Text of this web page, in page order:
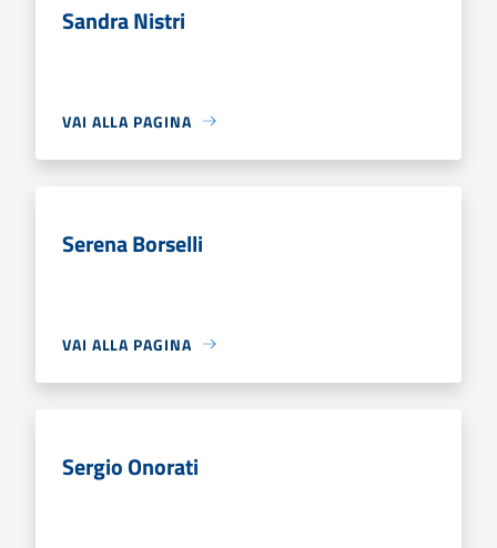
Sandra Nistri
VAI ALLA PAGINA
Serena Borselli
VAI ALLA PAGINA
Sergio Onorati